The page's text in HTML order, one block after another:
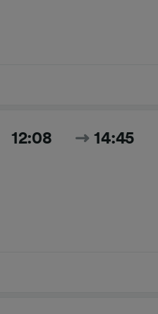
12:08 14:45